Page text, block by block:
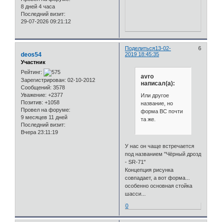
8 дней 4 часа
Последний визит:
29-07-2026 09:21:12
Поделиться 6
13-02-
2019 18:45:35
deos54
Участник
Рейтинг:
Зарегистрирован: 02-10-2012
Сообщений: 3578
Уважение: +2377
Позитив: +1058
Провел на форуме:
9 месяцев 11 дней
Последний визит:
Вчера 23:11:19
avro
написал(а):
Или другое
название, но
форма ВС почти
та же.
У нас он чаще встречается
под названием "Чёрный дрозд
- SR-71"
Концепция рисунка
совпадает, а вот форма...
особенно основная стойка
шасси...
0